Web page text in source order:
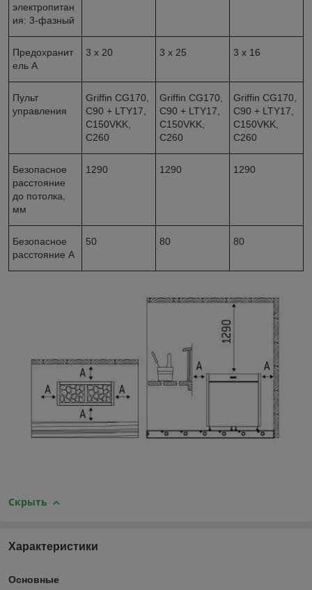
электропитан
ия: 3-фазный
Предохранит
ель A
3 x 20 3 x 25 3 x 16
Пульт
управления
Griffin CG170,
C90 + LTY17,
C150VKK,
C260
Griffin CG170,
C90 + LTY17,
C150VKK,
C260
Griffin CG170,
C90 + LTY17,
C150VKK,
C260
Безопасное
расстояние
до потолка,
мм
1290 1290 1290
Безопасное
расстояние A
50 80 80
Скрыть
Характеристики
Основные